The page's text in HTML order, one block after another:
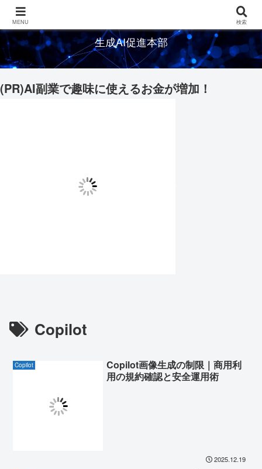
生成AI促進本部
(PR)AI副業で趣味に使えるお金が増加！
Copilot
Copilot
Copilot画像生成の制限｜商用利
用の規約確認と安全運用術
2025.12.19
MENU 検索